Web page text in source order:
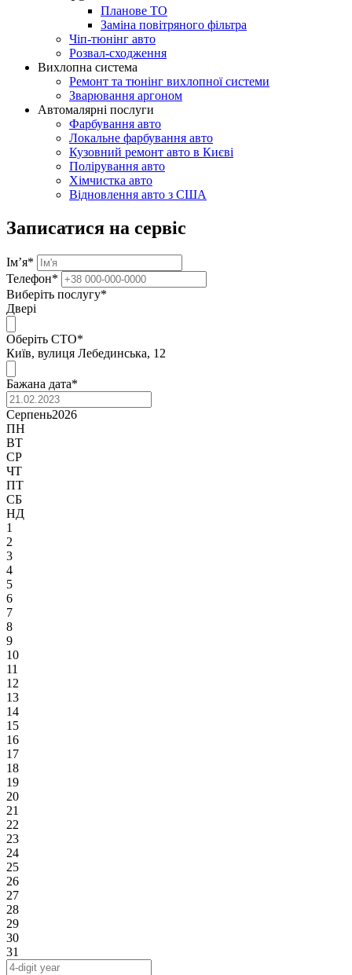
Планове ТО
Заміна повітряного фільтра
Чіп-тюнінг авто
Розвал-сходження
Вихлопна система
Ремонт та тюнінг вихлопної системи
Зварювання аргоном
Автомалярні послуги
Фарбування авто
Локальне фарбування авто
Кузовний ремонт авто в Києві
Полірування авто
Хімчистка авто
Відновлення авто з США
Записатися на сервіс
Ім’я*
Телефон*
Виберіть послугу*
Двері
Оберіть СТО*
Київ, вулиця Лебединська, 12
Бажана дата*
Серпень2026
ПН
ВТ
СР
ЧТ
ПТ
СБ
НД
1
2
3
4
5
6
7
8
9
10
11
12
13
14
15
16
17
18
19
20
21
22
23
24
25
26
27
28
29
30
31